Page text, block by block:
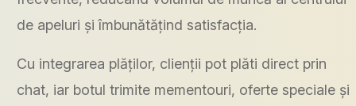
de apeluri și îmbunătățind satisfacția.
Cu integrarea plăților, clienții pot plăti direct prin
chat, iar botul trimite mementouri, oferte speciale și